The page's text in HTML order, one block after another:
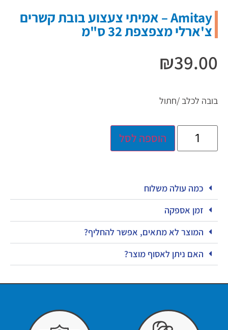
Amitay – אמיתי צעצוע בובת קשרים
צ'ארלי מצפצפת 32 ס"מ
₪39.00
בובה לכלב /חתול
הוספה לסל
כמה עולה משלוח
זמן אספקה
המוצר לא מתאים, אפשר להחליף?
האם ניתן לאסוף מוצר?